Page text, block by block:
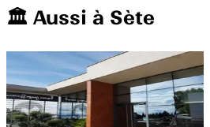
🏛️️ Aussi à Sète